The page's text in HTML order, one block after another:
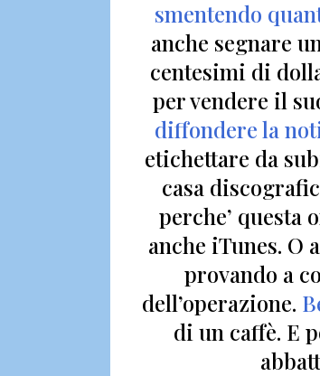
smentendo
anche segnare
centesimi di
per vendere il
diffondere la
etichettare da
casa
perche’ questa
anche iTunes. O
provando a
dell’operazione.
di un caffè. E